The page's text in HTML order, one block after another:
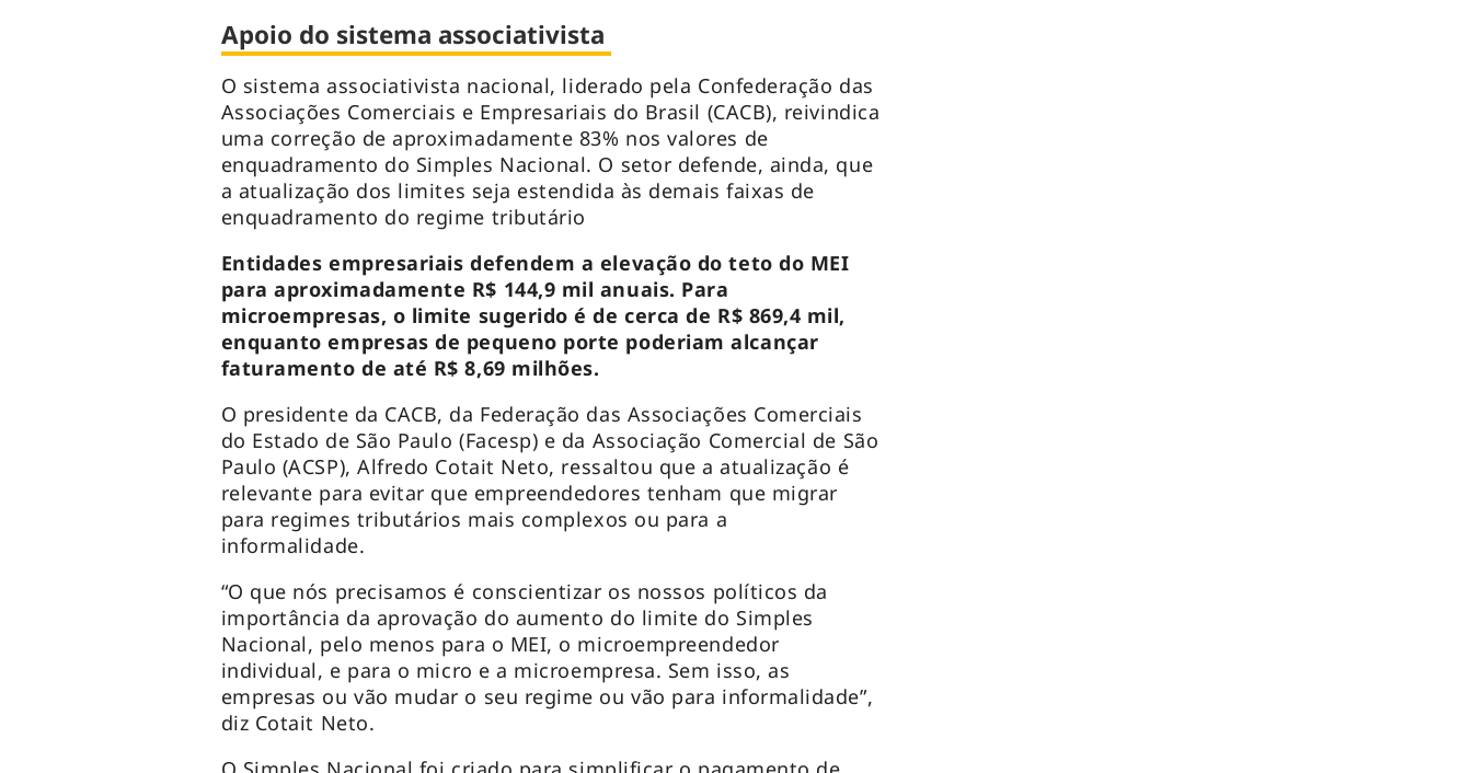
Apoio do sistema associativista
O sistema associativista nacional, liderado pela Confederação das
Associações Comerciais e Empresariais do Brasil (CACB), reivindica
uma correção de aproximadamente 83% nos valores de
enquadramento do Simples Nacional. O setor defende, ainda, que
a atualização dos limites seja estendida às demais faixas de
enquadramento do regime tributário
Entidades empresariais defendem a elevação do teto do MEI
para aproximadamente R$ 144,9 mil anuais. Para
microempresas, o limite sugerido é de cerca de R$ 869,4 mil,
enquanto empresas de pequeno porte poderiam alcançar
faturamento de até R$ 8,69 milhões.
O presidente da CACB, da Federação das Associações Comerciais
do Estado de São Paulo (Facesp) e da Associação Comercial de São
Paulo (ACSP), Alfredo Cotait Neto, ressaltou que a atualização é
relevante para evitar que empreendedores tenham que migrar
para regimes tributários mais complexos ou para a
informalidade.
“O que nós precisamos é conscientizar os nossos políticos da
importância da aprovação do aumento do limite do Simples
Nacional, pelo menos para o MEI, o microempreendedor
individual, e para o micro e a microempresa. Sem isso, as
empresas ou vão mudar o seu regime ou vão para informalidade”,
diz Cotait Neto.